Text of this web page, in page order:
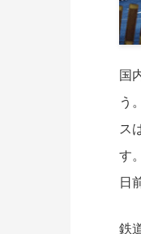
国
う
ス
す
日
鉄